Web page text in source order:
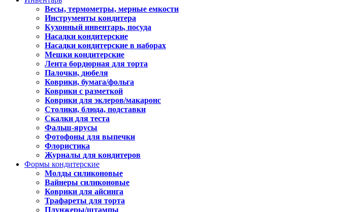
Весы, термометры, мерные емкости
Инструменты кондитера
Кухонный инвентарь, посуда
Насадки кондитерские
Насадки кондитерские в наборах
Мешки кондитерские
Лента бордюрная для торта
Палочки, дюбеля
Коврики, бумага/фольга
Коврики с разметкой
Коврики для эклеров/макаронс
Столики, блюда, подставки
Скалки для теста
Фальш-ярусы
Фотофоны для выпечки
Флористика
Журналы для кондитеров
Формы кондитерские
Молды силиконовые
Вайнеры силиконовые
Коврики для айсинга
Трафареты для торта
Плунжеры/штампы